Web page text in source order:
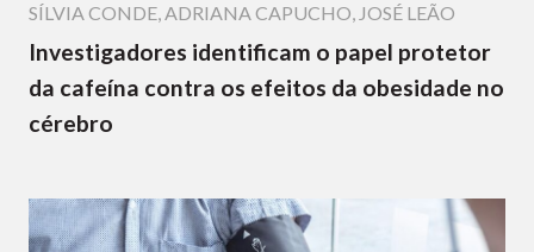
SÍLVIA CONDE,ADRIANA CAPUCHO, JOSÉ LEÃO
Investigadores identificam o papel protetor
da cafeína contra os efeitos da obesidade no
cérebro